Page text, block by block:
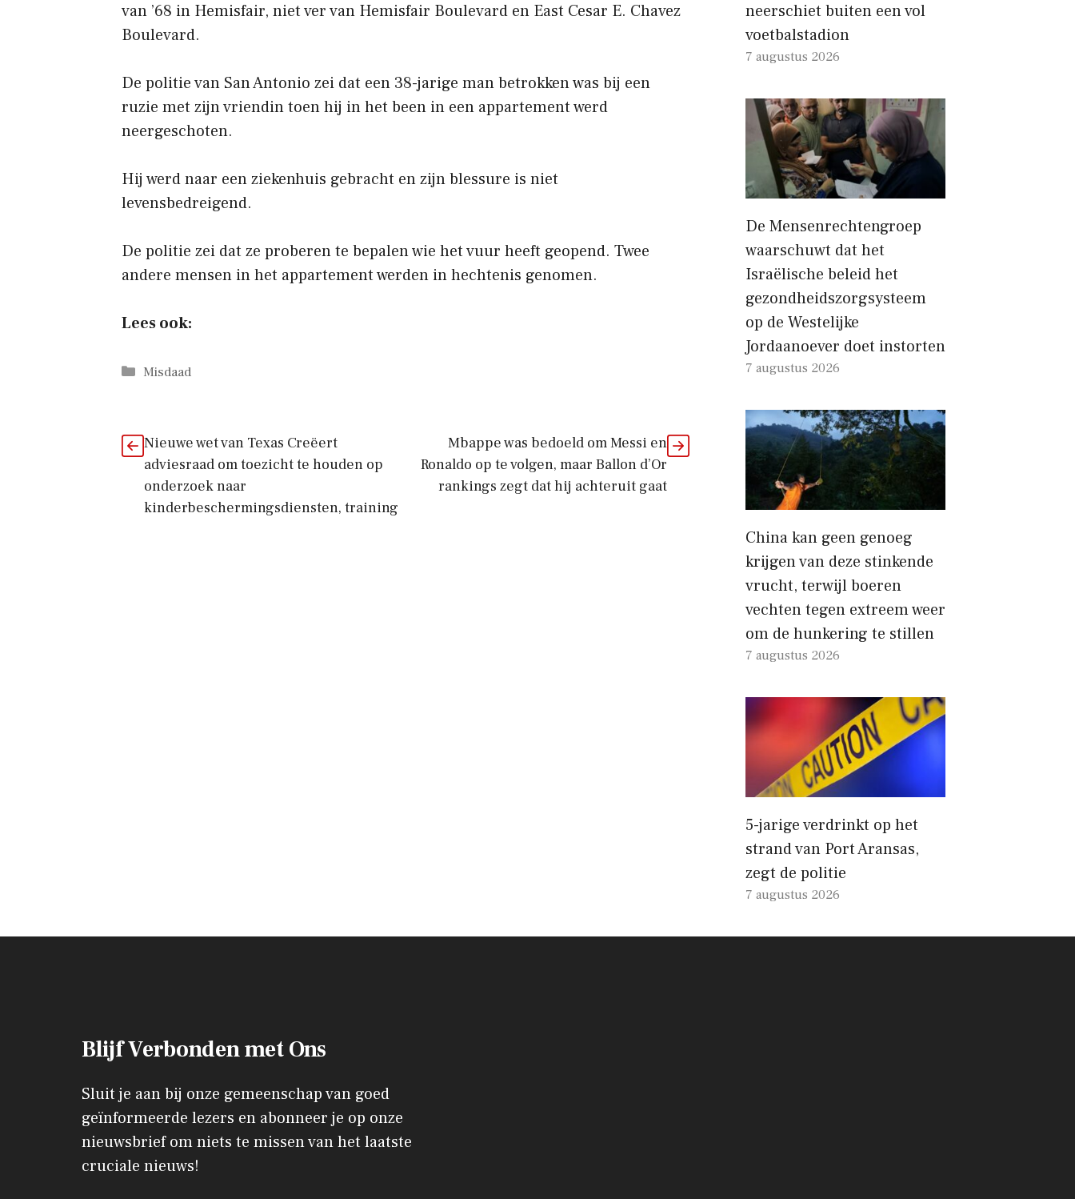
van ’68 in Hemisfair, niet ver van Hemisfair Boulevard en East Cesar E. Chavez
Boulevard.
De politie van San Antonio zei dat een 38-jarige man betrokken was bij een
ruzie met zijn vriendin toen hij in het been in een appartement werd
neergeschoten.
Hij werd naar een ziekenhuis gebracht en zijn blessure is niet
levensbedreigend.
De politie zei dat ze proberen te bepalen wie het vuur heeft geopend. Twee
andere mensen in het appartement werden in hechtenis genomen.
Lees ook:
Categorieën
Misdaad
Nieuwe wet van Texas Creëert
adviesraad om toezicht te houden op
onderzoek naar
kinderbeschermingsdiensten, training
Mbappe was bedoeld om Messi en
Ronaldo op te volgen, maar Ballon d’Or
rankings zegt dat hij achteruit gaat
neerschiet buiten een vol
voetbalstadion
7 augustus 2026
De Mensenrechtengroep
waarschuwt dat het
Israëlische beleid het
gezondheidszorgsysteem
op de Westelijke
Jordaanoever doet instorten
7 augustus 2026
China kan geen genoeg
krijgen van deze stinkende
vrucht, terwijl boeren
vechten tegen extreem weer
om de hunkering te stillen
7 augustus 2026
5-jarige verdrinkt op het
strand van Port Aransas,
zegt de politie
7 augustus 2026
Blijf Verbonden met Ons
Sluit je aan bij onze gemeenschap van goed
geïnformeerde lezers en abonneer je op onze
nieuwsbrief om niets te missen van het laatste
cruciale nieuws!